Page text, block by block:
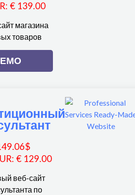
:€ 139.00
магазина
товаров
$
: € 129.00
веб-сайт
по